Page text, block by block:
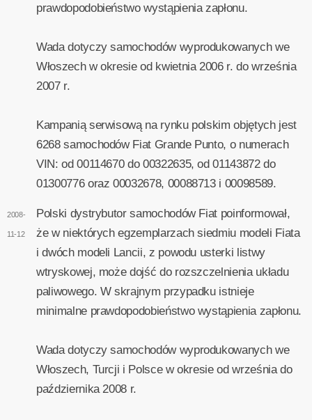
prawdopodobieństwo wystąpienia zapłonu.
Wada dotyczy samochodów wyprodukowanych we
Włoszech w okresie od kwietnia 2006 r. do września
2007 r.
Kampanią serwisową na rynku polskim objętych jest
6268 samochodów Fiat Grande Punto, o numerach
VIN: od 00114670 do 00322635, od 01143872 do
01300776 oraz 00032678, 00088713 i 00098589.
2008-
11-12
Polski dystrybutor samochodów Fiat poinformował,
że w niektórych egzemplarzach siedmiu modeli Fiata
i dwóch modeli Lancii, z powodu usterki listwy
wtryskowej, może dojść do rozszczelnienia układu
paliwowego. W skrajnym przypadku istnieje
minimalne prawdopodobieństwo wystąpienia zapłonu.
Wada dotyczy samochodów wyprodukowanych we
Włoszech, Turcji i Polsce w okresie od września do
października 2008 r.